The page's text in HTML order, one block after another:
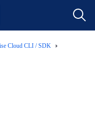
Cloud CLI / SDK